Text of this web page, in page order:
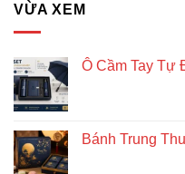
VỪA XEM
Ô Cầm Tay Tự
Bánh Trung